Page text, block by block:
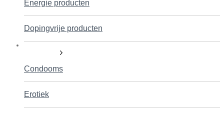
Energie producten
Dopingvrije producten
Condooms
Erotiek